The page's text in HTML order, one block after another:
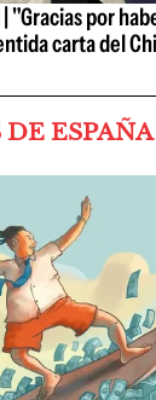
"Gracias por
carta del
ESPAÑA